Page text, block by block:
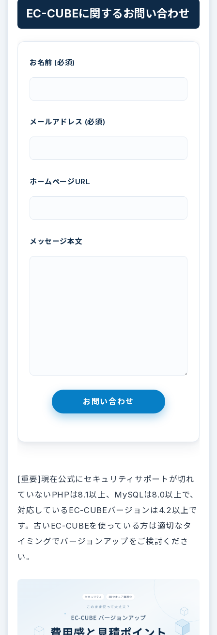
EC-CUBEに関するお問い合わせ
お名前 (必須)
メールアドレス (必須)
ホームページURL
メッセージ本文
[重要]現在公式にセキュリティサポートが切れ
ていないPHPは8.1以上、MySQLは8.0以上で、
対応しているEC-CUBEバージョンは4.2以上で
す。古いEC-CUBEを使っている方は適切なタ
イミングでバージョンアップをご検討くださ
い。